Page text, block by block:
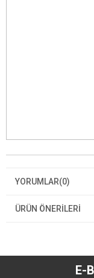
YORUMLAR(0)
ÜRÜN ÖNERILERI
E-